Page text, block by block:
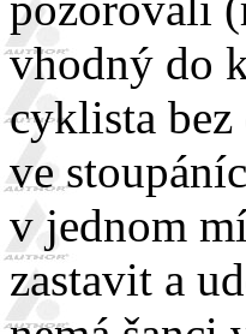
vhodný do
cyklista bez
ve
v jednom
zastavit a